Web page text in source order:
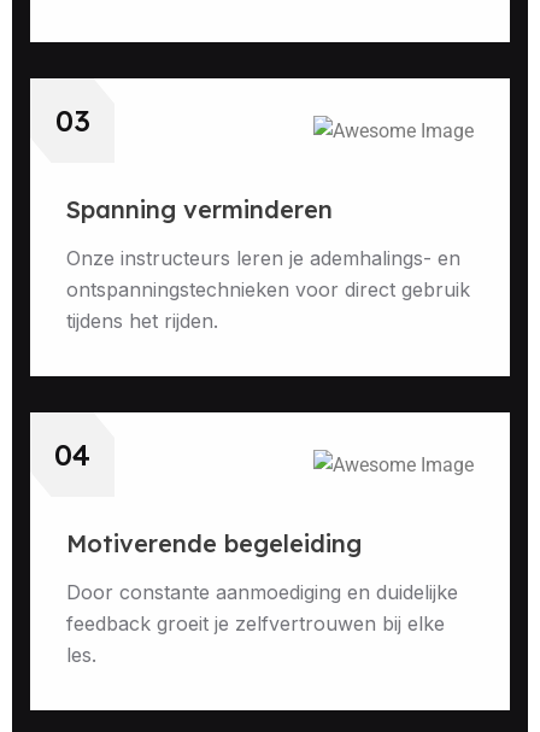
03
Spanning verminderen
Onze instructeurs leren je ademhalings- en
ontspanningstechnieken voor direct gebruik
tijdens het rijden.
04
Motiverende begeleiding
Door constante aanmoediging en duidelijke
feedback groeit je zelfvertrouwen bij elke
les.